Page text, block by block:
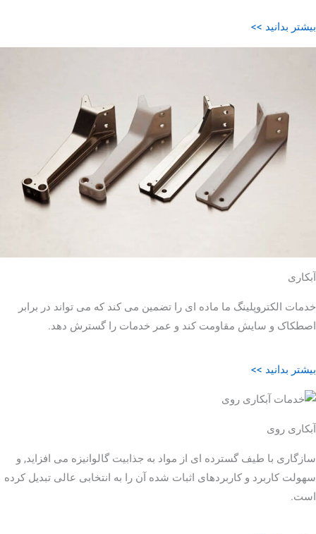
بیشتر بدانید >>
آبکاری
خدمات الکتروپلینگ ما ماده ای را تضمین می کند که می تواند در برابر
اصطکاک و سایش مقاومت کند و عمر خدمات را گسترش دهد.
بیشتر بدانید >>
آبکاری روی
سازگاری با طیف گسترده ای از مواد به جذابیت گالوانیزه می افزاید, و
سهولت کاربرد و کاربردهای اثبات شده آن را به انتخابی عالی تبدیل کرده
است.